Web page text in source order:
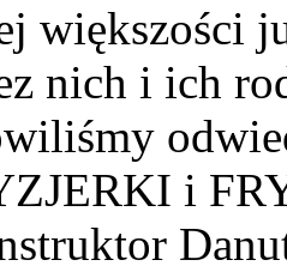
większości
nich i ich
i